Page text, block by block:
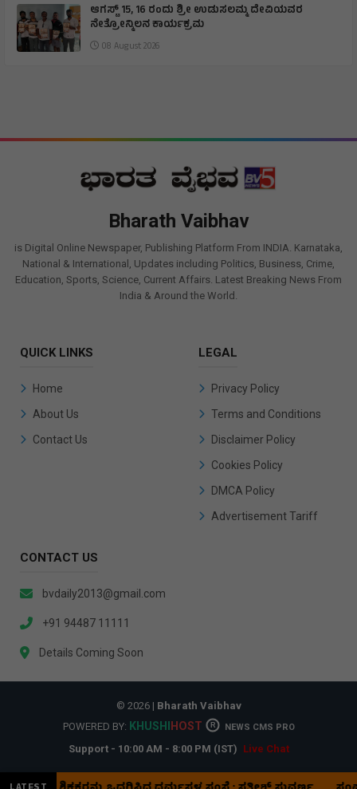
ಆಗಸ್ಟ್ 15, 16 ರಂದು ಶ್ರೀ ಉಡುಸಲಮ್ಮ ದೇವಿಯವರ
ನೇತ್ರೋನ್ಮಿಲನ‌ ಕಾರ್ಯಕ್ರಮ
08 August 2026
Bharath Vaibhav
is Digital Online Newspaper, Publishing Platform From INDIA. Karnataka,
National & International, Updates including Politics, Business, Crime,
Education, Sports, Science, Current Affairs. Latest Breaking News From
India & Around the World.
QUICK LINKS
Home
About Us
Contact Us
LEGAL
Privacy Policy
Terms and Conditions
Disclaimer Policy
Cookies Policy
DMCA Policy
Advertisement Tariff
CONTACT US
bvdaily2013@gmail.com
+91 94487 11111
Details Coming Soon
© 2026 | Bharath Vaibhav
POWERED BY: KHUSHI HOST R NEWS CMS PRO
Support - 10:00 AM - 8:00 PM (IST) Live Chat